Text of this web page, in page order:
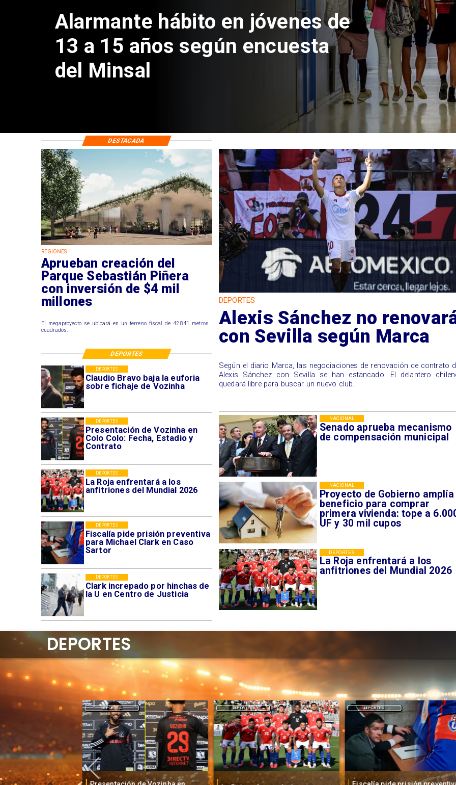
Aprueban creación del Parque
Sebastián Piñera con inversión
de $4 mil millones
Claudio Bravo baja la euforia
sobre fichaje de Vozinha
DEPORTES
Presentación de Vozinha en
Colo Colo: Fecha, Estadio y
Contrato
DEPORTES
La Roja enfrentará a los
anfitriones del Mundial 2026
DEPORTES
Fiscalía pide prisión preventiva
para Michael Clark en Caso
Sartor
DEPORTES
Clark increpado por hinchas de
la U en Centro de Justicia
DEPORTES
Senado aprueba mecanismo
de compensación municipal
NACIONAL
Proyecto de Gobierno amplía
beneficio para comprar
primera vivienda: tope a
UF y 30 mil cupos
NACIONAL
La Roja enfrentará a los
anfitriones del Mundial 2026
DEPORTES
REGIONES
Aprueban creación del
Parque Sebastián Piñera
con inversión de $4 mil
millones
El megaproyecto se ubicará en un terreno fiscal de 42.841 metros
cuadrados.
DEPORTES
Alexis Sánchez no
con Sevilla según Marca
Según el diario Marca, las negociaciones de renovación de contrato
Alexis Sánchez con Sevilla se han estancado. El delantero
quedará libre para buscar un nuevo club.
DESTACADA
DEPORTES
DEPORTES DEPORTES DEPORTES
DEPORTES